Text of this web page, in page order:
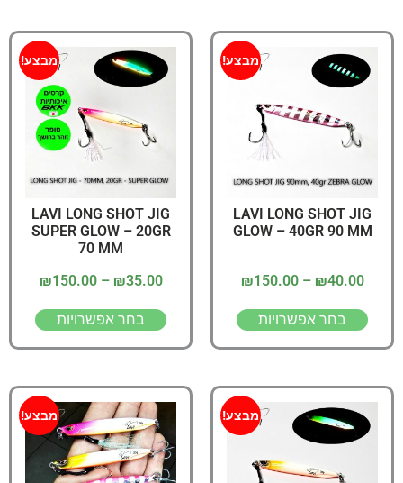
מבצע!
LAVI LONG SHOT JIG
GLOW – 40GR 90 MM
₪40.00
–
₪150.00
בחר אפשרויות
מבצע!
LAVI LONG SHOT JIG
SUPER GLOW – 20GR
70 MM
₪35.00
–
₪150.00
בחר אפשרויות
מבצע! מבצע!